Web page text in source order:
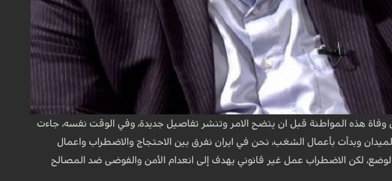
وفاة هذه المواطنة قبل ان يتضح الامر وتنشر تفاصيل جديدة، وفي الوقت نفسه، جاءت
وبدأت بأعمال الشغب، نحن في ايران نفرق بين الاحتجاج والاضطراب واعمال
لكن الاضطراب عمل غير قانوني يهدف إلى انعدام الأمن والفوضى ضد المصالح